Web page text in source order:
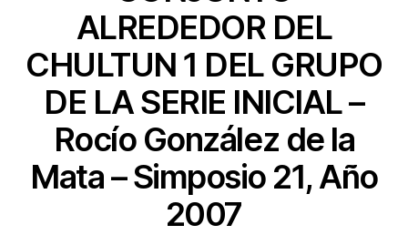
ALREDEDOR DEL
CHULTUN 1 DEL GRUPO
DE LA SERIE INICIAL –
Rocío González de la
Mata – Simposio 21, Año
2007